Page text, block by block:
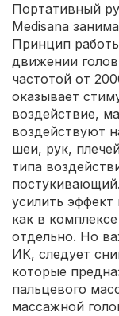
Портативный
Medisana
Принцип
движении
частотой от
оказывает
воздействие,
воздействуют
шеи, рук,
типа
усилить
как в
отдельно. Но
ИК, следует
которые
пальцевого
массажной